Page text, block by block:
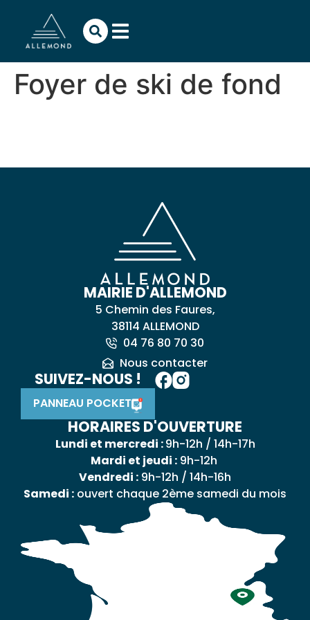
Foyer de ski de fond
MAIRIE D'ALLEMOND
5 Chemin des Faures,
38114 ALLEMOND
04 76 80 70 30
Nous contacter
SUIVEZ-NOUS !
PANNEAU POCKET
HORAIRES D'OUVERTURE
Lundi et mercredi :9h-12h / 14h-17h
Mardi et jeudi :9h-12h
Vendredi : 9h-12h / 14h-16h
Samedi : ouvert chaque 2ème samedi du mois